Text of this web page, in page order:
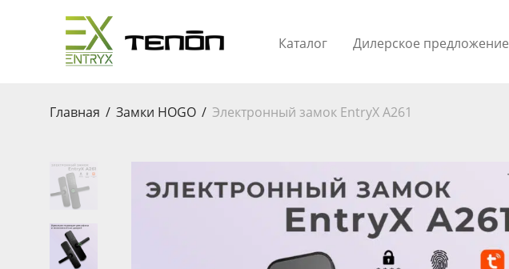
Каталог Дилерское предложение
Главная / Замки HOGO / Электронный замок EntryX A261